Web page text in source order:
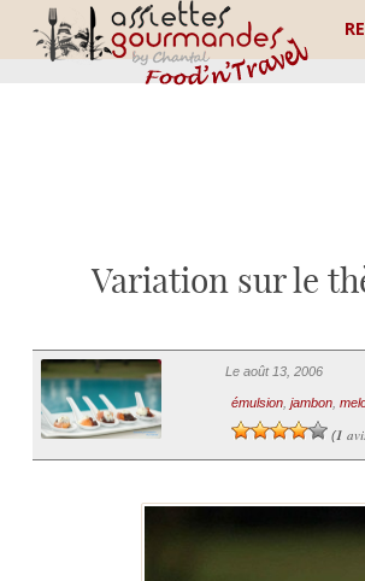
Variation sur le
Le août 13, 2006
émulsion, jambon,
(1